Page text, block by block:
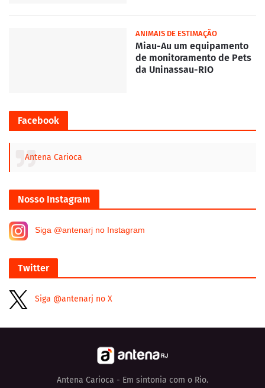
ANIMAIS DE ESTIMAÇÃO
Miau-Au um equipamento
de monitoramento de Pets
da Uninassau-RIO
Facebook
Antena Carioca
Nosso Instagram
Siga @antenarj no Instagram
Twitter
Siga @antenarj no X
Antena Carioca - Em sintonia com o Rio.